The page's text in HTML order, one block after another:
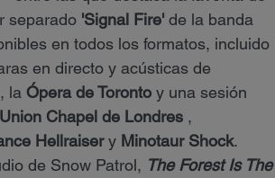
separado 'Signal Fire' de la banda
en todos los formatos, incluido
en directo y acústicas de
, la Ópera de Toronto y una sesión
Union Chapel de Londres ,
Hellraiser y Minotaur Shock.
de Snow Patrol, The Forest Is The